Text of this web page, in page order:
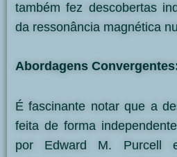
também fez descobertas
da ressonância magnética
Abordagens
É fascinante notar que a
feita de forma
por Edward M. Purcell